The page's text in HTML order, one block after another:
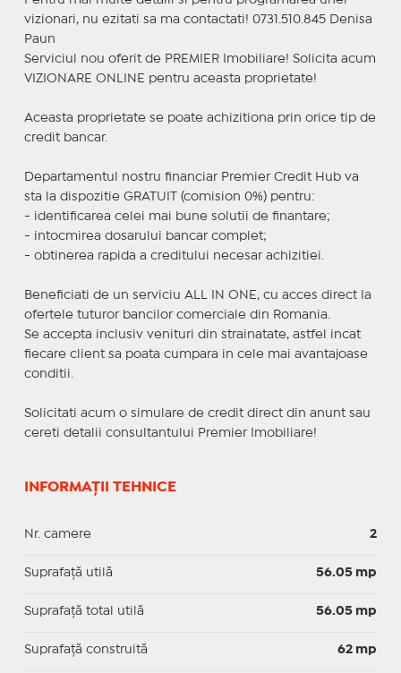
vizionari, nu ezitati sa ma contactati! 0731.510.845 Denisa
Paun
Serviciul nou oferit de PREMIER Imobiliare! Solicita acum
VIZIONARE ONLINE pentru aceasta proprietate!
Aceasta proprietate se poate achizitiona prin orice tip de
credit bancar.
Departamentul nostru financiar Premier Credit Hub va
sta la dispozitie GRATUIT (comision 0%) pentru:
- identificarea celei mai bune solutii de finantare;
- intocmirea dosarului bancar complet;
- obtinerea rapida a creditului necesar achizitiei.
Beneficiati de un serviciu ALL IN ONE, cu acces direct la
ofertele tuturor bancilor comerciale din Romania.
Se accepta inclusiv venituri din strainatate, astfel incat
fiecare client sa poata cumpara in cele mai avantajoase
conditii.
Solicitati acum o simulare de credit direct din anunt sau
cereti detalii consultantului Premier Imobiliare!
INFORMAȚII TEHNICE
Nr. camere 2
Suprafaţă utilă 56.05 mp
Suprafaţă total utilă 56.05 mp
Suprafaţă construită 62 mp